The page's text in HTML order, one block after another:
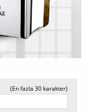
(En fazla 30 karakter)